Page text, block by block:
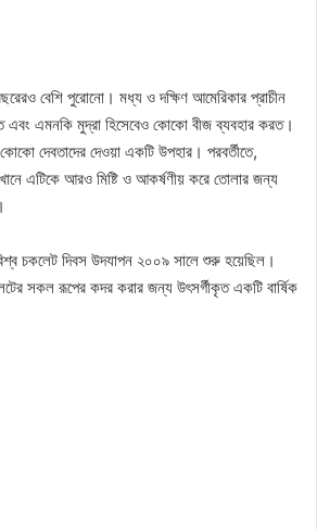
বেশি পুরোনো। মধ্য ও দক্ষিণ আমেরিকার প্রাচীন
এবং এমনকি মুদ্রা হিসেবেও কোকো বীজ ব্যবহার করত।
দেবতাদের দেওয়া একটি উপহার। পরবর্তীতে,
এটিকে আরও মিষ্টি ও আকর্ষণীয় করে তোলার জন্য
চকলেট দিবস উদযাপন ২০০৯ সালে শুরু হয়েছিল।
সকল রূপের কদর করার জন্য উৎসর্গীকৃত একটি বার্ষিক